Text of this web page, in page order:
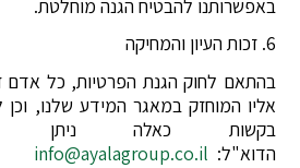
באפשרותנו להבטיח הגנה מוחלטת.
6. זכות העיון והמחיקה
בהתאם לחוק הגנת הפרטיות, כל אדם
אליו המוחזק במאגר המידע שלנו,
בקשות כאלה ניתן
הדוא"ל: info@ayalagroup.co.il